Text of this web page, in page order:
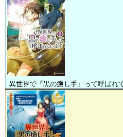
異世界で『黒の癒し手』って呼ばれ